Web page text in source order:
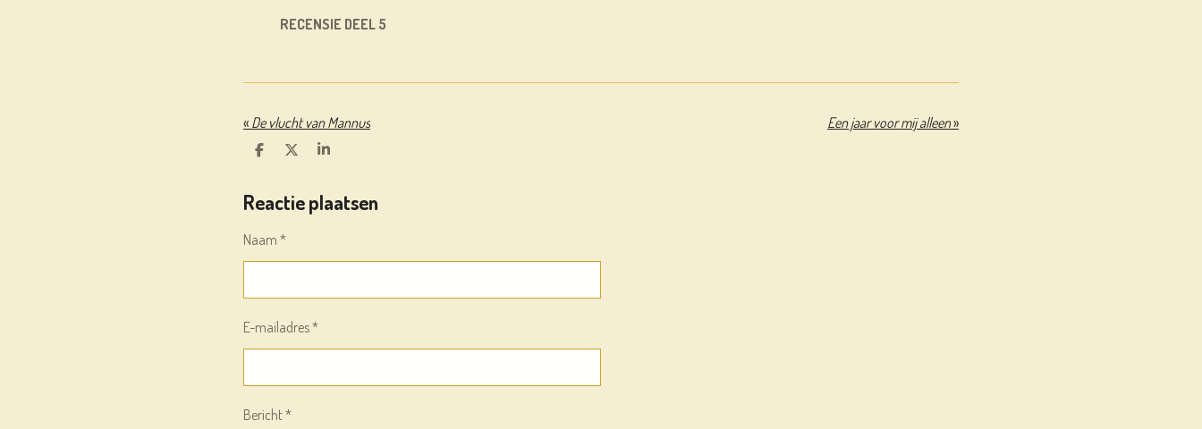
RECENSIE DEEL 5
« De vlucht van Mannus Een jaar voor mij alleen»
D
E
N
D
L
S
R
E
Reactie plaatsen
Naam *
E-mailadres *
Bericht *